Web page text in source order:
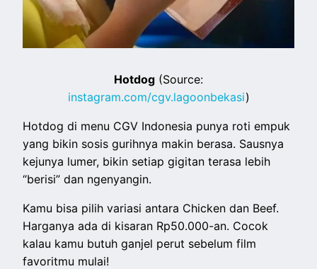
Hotdog (Source:
instagram.com/cgv.lagoonbekasi)
Hotdog di menu CGV Indonesia punya roti empuk
yang bikin sosis gurihnya makin berasa. Sausnya
kejunya lumer, bikin setiap gigitan terasa lebih
“berisi” dan ngenyangin.
Kamu bisa pilih variasi antara Chicken dan Beef.
Harganya ada di kisaran Rp50.000-an. Cocok
kalau kamu butuh ganjel perut sebelum film
favoritmu mulai!